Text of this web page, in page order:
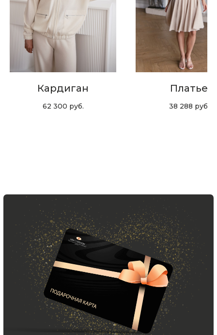
Кардиган
62 300 руб.
Платье
38 288 руб.
Хотите быть в курсе всех новинок
и акций, подпишитесь на email рассылку
Ваш e-mail
MIR CASHMERE Official
ООО «МИР КАШЕМИРА» © 2023